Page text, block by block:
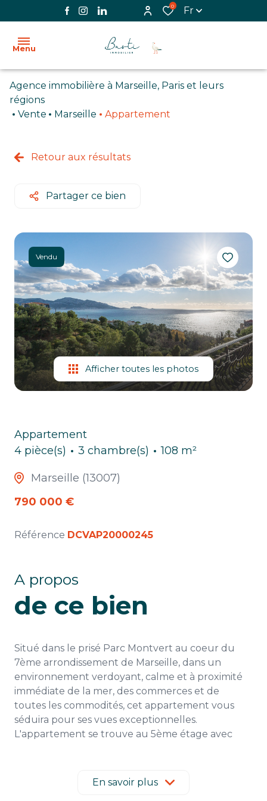
0 Fr
Menu
ACCUEIL
VENTE
BIENS
IMMOBILIER
PROFESSIONNEL
ESTIMATION
CHASSE
IMMO
Agence immobilière à Marseille, Paris et leurs
régions
Vente
Marseille Appartement
Retour aux résultats
Partager ce bien
Vendu
Afficher toutes les photos
Appartement
4 pièce(s)
3 chambre(s) 108 m²
Marseille (13007)
790 000 €
Référence DCVAP20000245
A propos
de ce bien
Situé dans le prisé Parc Montvert au coeur du
7ème arrondissement de Marseille, dans un
environnement verdoyant, calme et à proximité
immédiate de la mer, des commerces et de
toutes les commodités, cet appartement vous
séduira pour ses vues exceptionnelles.
L'appartement se trouve au 5ème étage avec
lumineuse exposée Sud Est et bénéficiant d'une
En savoir plus